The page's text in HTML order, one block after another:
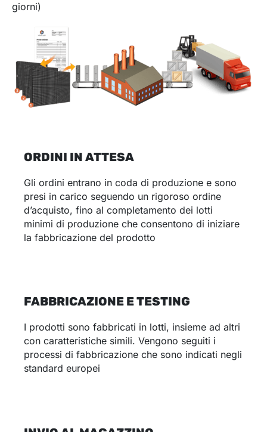
giorni)
ORDINI IN ATTESA
Gli ordini entrano in coda di produzione e sono
presi in carico seguendo un rigoroso ordine
d’acquisto, fino al completamento dei lotti
minimi di produzione che consentono di iniziare
la fabbricazione del prodotto
FABBRICAZIONE E TESTING
I prodotti sono fabbricati in lotti, insieme ad altri
con caratteristiche simili. Vengono seguiti i
processi di fabbricazione che sono indicati negli
standard europei